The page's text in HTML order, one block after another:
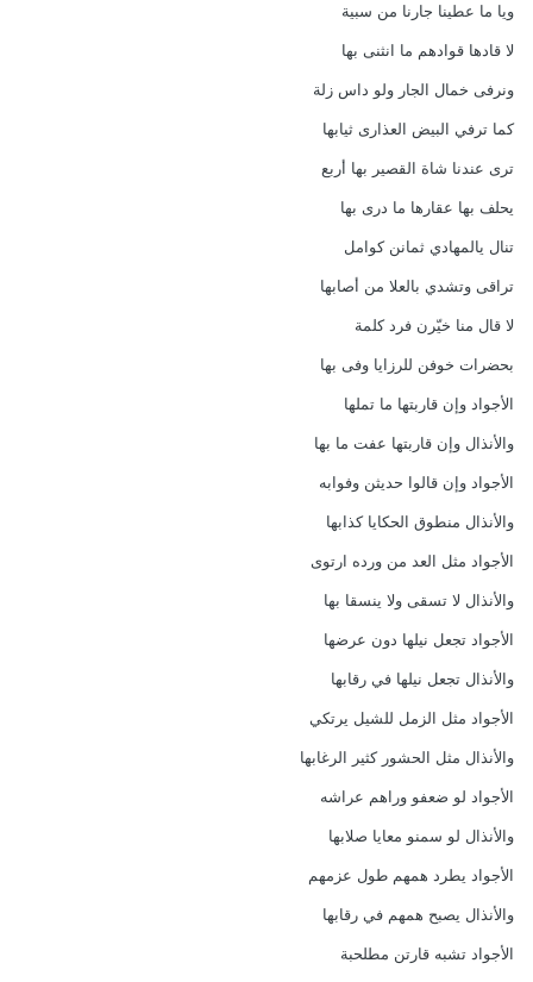
ويا ما عطينا جارنا من سبية
لا قادها قوادهم ما انثنى بها
ونرفى خمال الجار ولو داس زلة
كما ترفي البيض العذارى ثيابها
ترى عندنا شاة القصير بها أربع
يحلف بها عقارها ما درى بها
تنال يالمهادي ثمانن كوامل
تراقى وتشدي بالعلا من أصابها
لا قال منا خيّرن فرد كلمة
بحضرات خوفن للرزايا وفى بها
الأجواد وإن قاربتها ما تملها
والأنذال وإن قاربتها عفت ما بها
الأجواد وإن قالوا حديثن وفوابه
والأنذال منطوق الحكايا كذابها
الأجواد مثل العد من ورده ارتوى
والأنذال لا تسقى ولا ينسقا بها
الأجواد تجعل نيلها دون عرضها
والأنذال تجعل نيلها في رقابها
الأجواد مثل الزمل للشيل يرتكي
والأنذال مثل الحشور كثير الرغابها
الأجواد لو ضعفو وراهم عراشه
والأنذال لو سمنو معايا صلابها
الأجواد يطرد همهم طول عزمهم
والأنذال يصبح همهم في رقابها
الأجواد تشبه قارتن مطلحبة